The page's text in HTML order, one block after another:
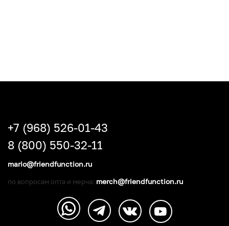
+7 (968) 526-01-43
8 (800) 550-32-11
mario@friendfunction.ru
по вопросам опта и мерча: merch@friendfunction.ru